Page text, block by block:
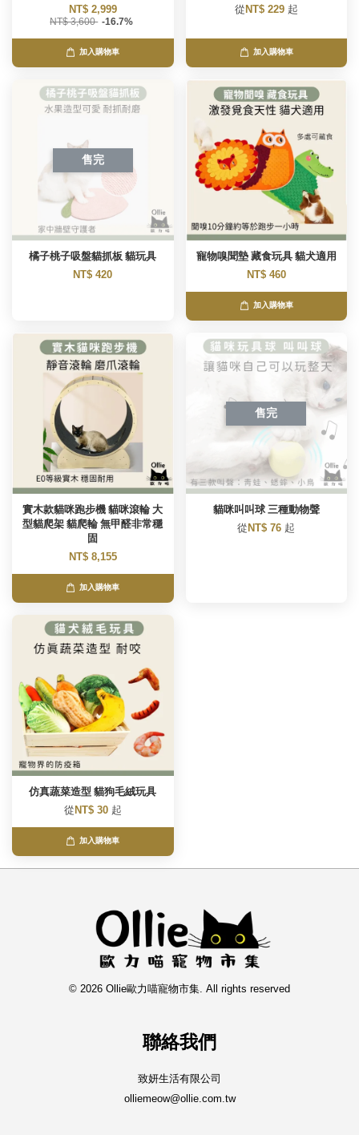
NT$ 2,999
NT$ 3,600 -16.7%
加入購物車
從 NT$ 229 起
加入購物車
售完
橘子桃子吸盤貓抓板 貓玩具
NT$ 420
寵物嗅聞墊 藏食玩具 貓犬適用
NT$ 460
加入購物車
實木款貓咪跑步機 貓咪滾輪 大
型貓爬架 貓爬輪 無甲醛非常穩
固
NT$ 8,155
加入購物車
售完
貓咪叫叫球 三種動物聲
從 NT$ 76 起
仿真蔬菜造型 貓狗毛絨玩具
從 NT$ 30 起
加入購物車
© 2026 Ollie歐力喵寵物市集. All rights reserved
聯絡我們
致妍生活有限公司
olliemeow@ollie.com.tw